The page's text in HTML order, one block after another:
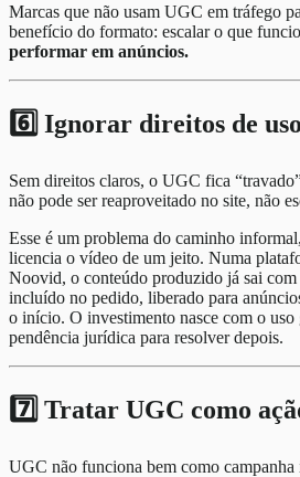
Marcas que não usam UGC em tráfego
benefício do formato: escalar o que
performar em anúncios.
6️⃣ Ignorar direitos de
Sem direitos claros, o UGC fica
não pode ser reaproveitado no site, não
Esse é um problema do caminho
licencia o vídeo de um jeito. Numa
Noovid, o conteúdo produzido já sai
incluído no pedido, liberado para
o início. O investimento nasce com o uso
pendência jurídica para resolver depois.
7️⃣ Tratar UGC como
UGC não funciona bem como campanha